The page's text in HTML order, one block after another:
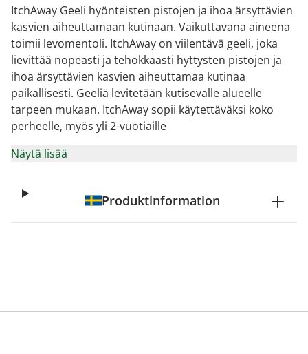
ItchAway Geeli hyönteisten pistojen ja ihoa ärsyttävien
kasvien aiheuttamaan kutinaan. Vaikuttavana aineena
toimii levomentoli. ItchAway on viilentävä geeli, joka
lievittää nopeasti ja tehokkaasti hyttysten pistojen ja
ihoa ärsyttävien kasvien aiheuttamaa kutinaa
paikallisesti. Geeliä levitetään kutisevalle alueelle
tarpeen mukaan. ItchAway sopii käytettäväksi koko
perheelle, myös yli 2-vuotiaille
Näytä lisää
Produktinformation